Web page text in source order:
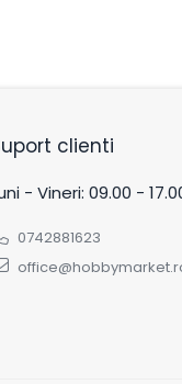
clienti
- Vineri: 09.00 -
0742881623